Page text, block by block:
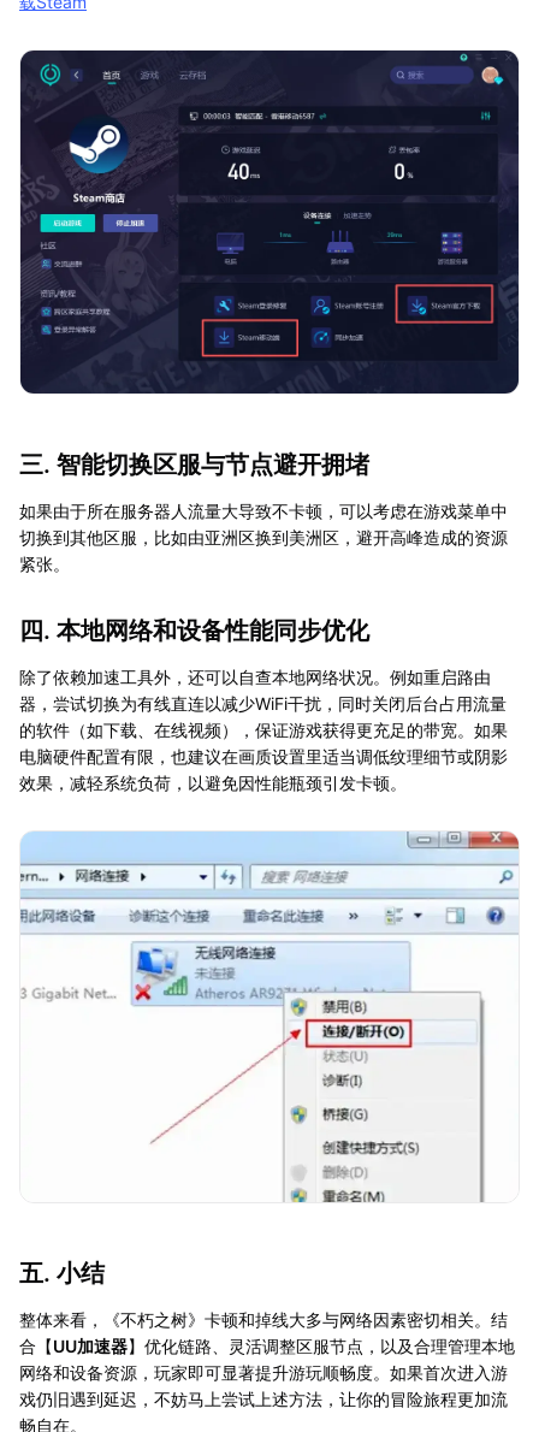
三. 智能切换区服与节点避开拥堵
如果由于所在服务器人流量大导致不卡顿，可以考虑在游戏菜单中
切换到其他区服，比如由亚洲区换到美洲区，避开高峰造成的资源
紧张。
四. 本地网络和设备性能同步优化
除了依赖加速工具外，还可以自查本地网络状况。例如重启路由
器，尝试切换为有线直连以减少WiFi干扰，同时关闭后台占用流量
的软件（如下载、在线视频），保证游戏获得更充足的带宽。如果
电脑硬件配置有限，也建议在画质设置里适当调低纹理细节或阴影
效果，减轻系统负荷，以避免因性能瓶颈引发卡顿。
五. 小结
整体来看，《不朽之树》卡顿和掉线大多与网络因素密切相关。结
合【UU加速器】优化链路、灵活调整区服节点，以及合理管理本地
网络和设备资源，玩家即可显著提升游玩顺畅度。如果首次进入游
戏仍旧遇到延迟，不妨马上尝试上述方法，让你的冒险旅程更加流
畅自在。